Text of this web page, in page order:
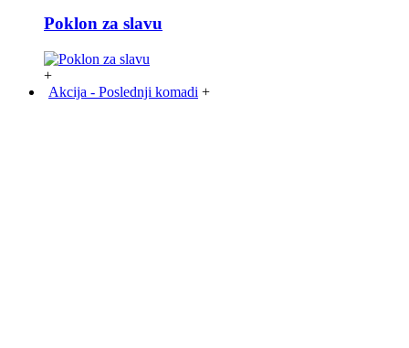
Poklon za slavu
+
Akcija - Poslednji komadi +